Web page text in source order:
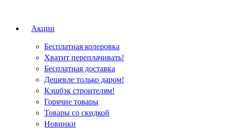
Акции
Бесплатная колеровка
Хватит переплачивать!
Бесплатная доставка
Дешевле только даром!
Кэшбэк строителям!
Горячие товары
Товары со скидкой
Новинки